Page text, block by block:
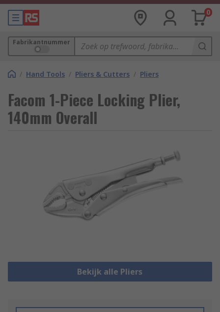
0
Fabrikantnummer
/ Hand Tools / Pliers & Cutters / Pliers
Facom 1-Piece Locking Plier,
140mm Overall
Bekijk alle Pliers